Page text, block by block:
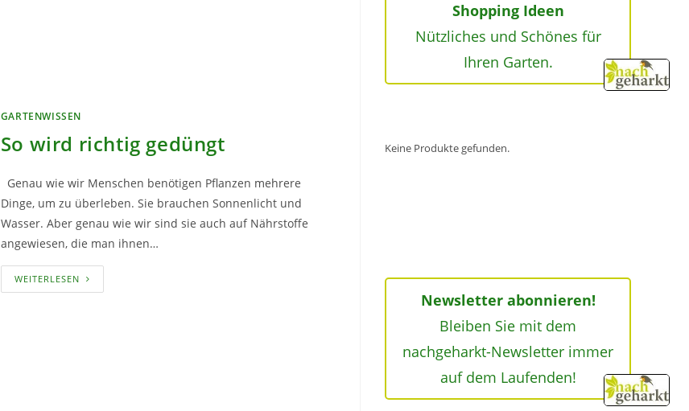
GARTENWISSEN
So wird richtig gedüngt
Genau wie wir Menschen benötigen Pflanzen mehrere
Dinge, um zu überleben. Sie brauchen Sonnenlicht und
Wasser. Aber genau wie wir sind sie auch auf Nährstoffe
angewiesen, die man ihnen…
WEITERLESENSO
WIRD
Shopping Ideen
Nützliches und Schönes für
Ihren Garten.
Keine Produkte gefunden.
Newsletter abonnieren!
Bleiben Sie mit dem
nachgeharkt-Newsletter immer
auf dem Laufenden!